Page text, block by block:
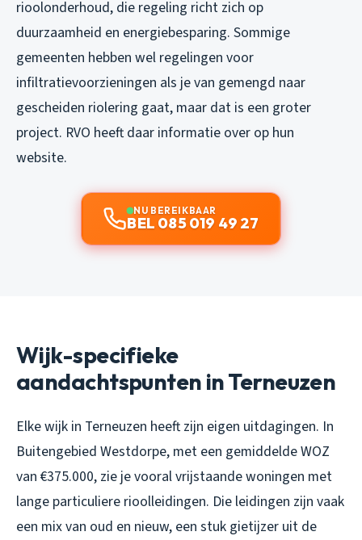
rioolonderhoud, die regeling richt zich op
duurzaamheid en energiebesparing. Sommige
gemeenten hebben wel regelingen voor
infiltratievoorzieningen als je van gemengd naar
gescheiden riolering gaat, maar dat is een groter
project. RVO heeft daar informatie over op hun
website.
NU BEREIKBAAR
BEL 085 019 49 27
Wijk-specifieke
aandachtspunten in Terneuzen
Elke wijk in Terneuzen heeft zijn eigen uitdagingen. In
Buitengebied Westdorpe, met een gemiddelde WOZ
van €375.000, zie je vooral vrijstaande woningen met
lange particuliere rioolleidingen. Die leidingen zijn vaak
een mix van oud en nieuw, een stuk gietijzer uit de